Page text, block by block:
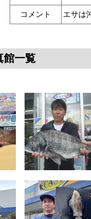
コメント エサは
館一覧